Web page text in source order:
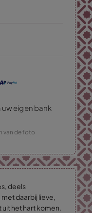
uw eigen bank
van de foto
deels
daarbij lieve,
het hart komen.